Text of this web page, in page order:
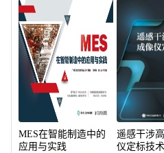
MES在智能制造中的
应用与实践
遥感干涉
仪定标技术